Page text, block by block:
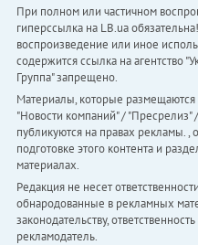
При полном или частичном
гиперссылка на LB.ua
воспроизведение или иное
содержится ссылка на агентство
Группа" запрещено.
Материалы, которые размещаются
"Новости компаний" / "Пресрелиз"
публикуются на правах рекламы. ,
подготовке этого контента и
материалах.
Редакция не несет
обнародованные в рекламных
законодательству,
рекламодатель.